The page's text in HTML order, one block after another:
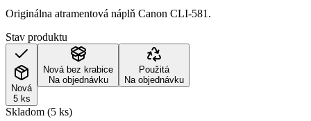
Originálna atramentová náplň Canon CLI-581.
Stav produktu
Nová
5 ks
Nová bez krabice
Na objednávku
Použitá
Na objednávku
Skladom (5 ks)